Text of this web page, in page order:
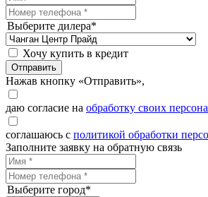
Выберите дилера*
Хочу купить в кредит
Отправить
Нажав кнопку «Отправить»,
даю согласие на обработку своих
соглашаюсь с политикой обработки
Заполните заявку на обратную связь
Выберите город*